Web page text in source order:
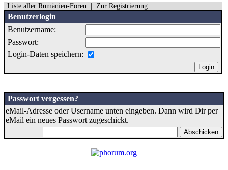
Liste aller Rumänien-Foren Zur Registrierung
Benutzerlogin
Benutzername:
Passwort:
Login-Daten speichern:
Passwort vergessen?
eMail-Adresse oder Username unten eingeben. Dann wird Dir per
eMail ein neues Passwort zugeschickt.